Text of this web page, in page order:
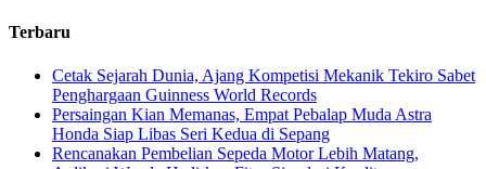
Terbaru
Cetak Sejarah Dunia, Ajang Kompetisi Mekanik Tekiro Sabet
Penghargaan Guinness World Records
Persaingan Kian Memanas, Empat Pebalap Muda Astra
Honda Siap Libas Seri Kedua di Sepang
Rencanakan Pembelian Sepeda Motor Lebih Matang,